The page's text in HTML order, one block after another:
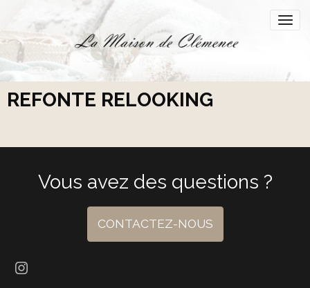
REFONTE RELOOKING
Vous avez des questions ?
CONTACTEZ-NOUS